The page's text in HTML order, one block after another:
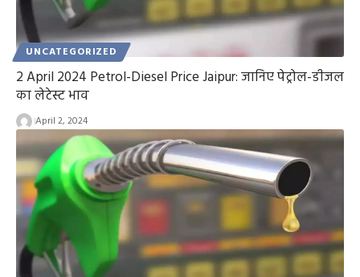
UNCATEGORIZED
2 April 2024 Petrol-Diesel Price Jaipur: जानिए पेट्रोल-डीजल
का लेटेस्ट भाव
April 2, 2024